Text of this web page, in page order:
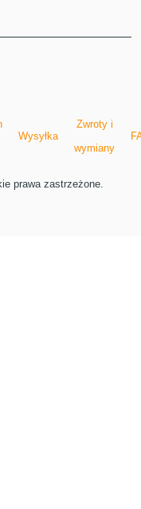
Wysyłka
Zwroty i
wymiany
prawa zastrzeżone.